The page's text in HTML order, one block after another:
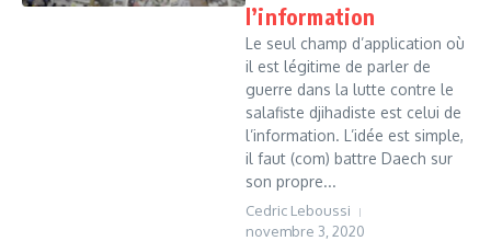
l’information
Le seul champ d’application où
il est légitime de parler de
guerre dans la lutte contre le
salafiste djihadiste est celui de
l’information. L’idée est simple,
il faut (com) battre Daech sur
son propre...
Cedric Leboussi
novembre 3, 2020